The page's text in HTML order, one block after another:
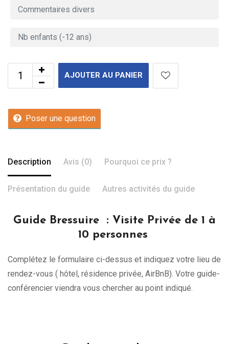
AJOUTER AU PANIER
Poser une question
Description Avis (0) Pourquoi ce prix ?
Présentation du guide Autres activités du guide
Guide Bressuire : Visite Privée de 1 à
10 personnes
Complétez le formulaire ci-dessus et indiquez votre lieu de
rendez-vous ( hôtel, résidence privée, AirBnB). Votre guide-
conférencier viendra vous chercher au point indiqué.